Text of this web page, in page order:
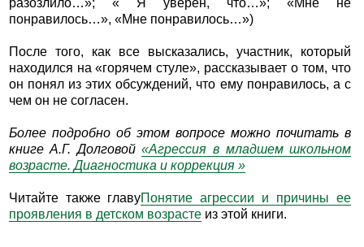
разозлило…»; « Я уверен, что…»; «Мне не
понравилось…», «Мне понравилось…»)
После того, как все высказались, участник, который
находился на «горячем стуле», рассказывает о том, что
он понял из этих обсуждений, что ему понравилось, а с
чем он не согласен.
Более подробно об этом вопросе можно почитать в
книге А.Г. Долговой«Агрессия в младшем школьном
возрасте. Диагностика и коррекция »
Читайте также главуПонятие агрессии и причины ее
проявления в детском возрастеиз этой книги.